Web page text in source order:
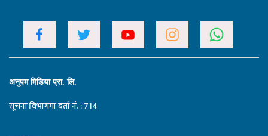
अनुपम मिडिया प्रा. लि.
सूचना विभागमा दर्ता नं. : 714